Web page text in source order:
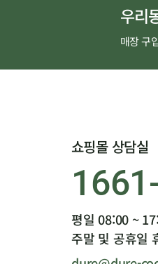
우리
매장 구
쇼핑몰 상담실
평일 08:00 ~
주말 및 공휴일